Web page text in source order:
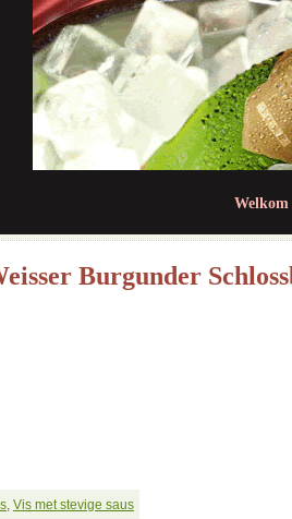
Welkom
Burgunder
, Vis met stevige saus